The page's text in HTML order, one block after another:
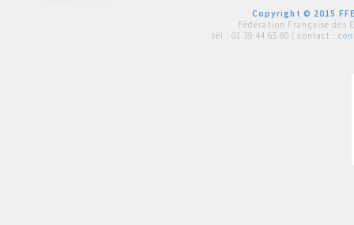
Copyright © 2015
Fédération Française des
tél : 01 39 44 65 80 | contact :